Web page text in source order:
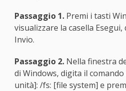
Passaggio 1.Premi i tasti
visualizzare la casella
Invio.
Passaggio 2.Nella finestra
di Windows, digita il
unità]: /fs: [file system] e